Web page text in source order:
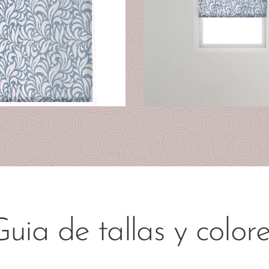
de tallas y